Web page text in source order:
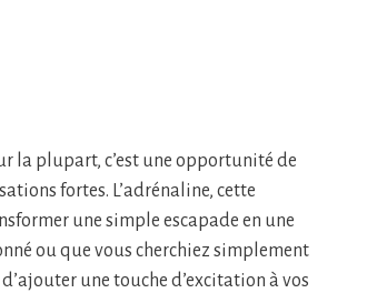
la plupart, c’est une opportunité de
fortes. L’adrénaline, cette
une simple escapade en une
ou que vous cherchiez simplement
une touche d’excitation à vos